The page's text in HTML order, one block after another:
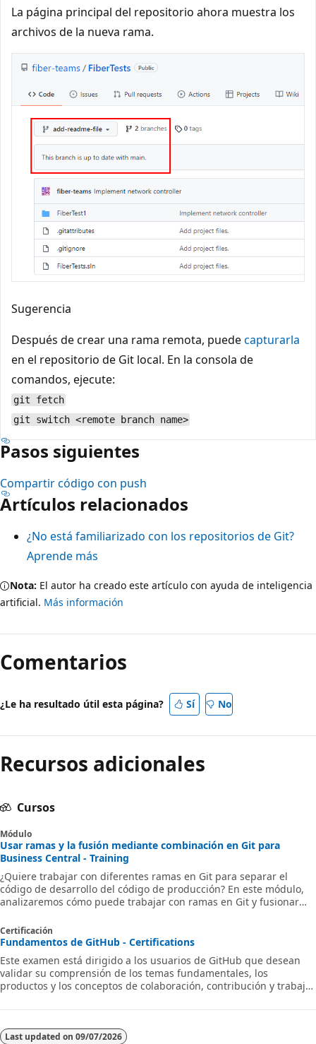
La página principal del repositorio ahora muestra los
archivos de la nueva rama.
Sugerencia
Después de crear una rama remota, puedecapturarla
en el repositorio de Git local. En la consola de
comandos, ejecute:
git fetch
git switch <remote branch name>
Pasos siguientes
Compartir código con push
Artículos relacionados
¿No está familiarizado con los repositorios de Git?
Aprende más
Nota: El autor ha creado este artículo con ayuda de inteligencia
artificial. Más información
Comentarios
¿Le ha resultado útil esta página? Sí No
Recursos adicionales
Cursos
Módulo
Usar ramas y la fusión mediante combinación en Git para
Business Central - Training
¿Quiere trabajar con diferentes ramas en Git para separar el
código de desarrollo del código de producción? En este módulo,
analizaremos cómo puede trabajar con ramas en Git y fusionar
Certificación
Fundamentos de GitHub - Certifications
Este examen está dirigido a los usuarios de GitHub que desean
validar su comprensión de los temas fundamentales, los
productos y los conceptos de colaboración, contribución y trabajo
Last updated on 09/07/2026